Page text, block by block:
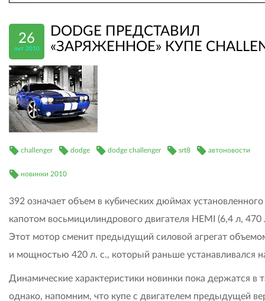
26
окт 2010
DODGE ПРЕДСТАВИЛ
«ЗАРЯЖЕННОЕ» КУПЕ
challenger dodge dodge challenger srt8 автоновости
новинки 2010
392 означает объем в кубических дюймах
капотом восьмицилиндрового двигателя HEMI (6,4 л, 470
Этот мотор сменит предыдущий силовой агрегат
и мощностью 420 л. с., который раньше устанавливался
Динамические характеристики новинки пока держатся в
однако, напомним, что купе с двигателем предыдущей